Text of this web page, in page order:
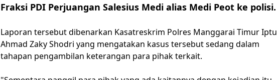
Fraksi PDI Perjuangan Salesius Medi alias Medi Peot ke polisi.
Laporan tersebut dibenarkan Kasatreskrim Polres Manggarai Timur Iptu
Ahmad Zaky Shodri yang mengatakan kasus tersebut sedang dalam
tahapan pengambilan keterangan para pihak terkait.